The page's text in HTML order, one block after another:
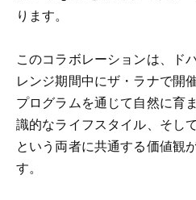
ります。
このコラボレーションは、ド
レンジ期間中にザ・ラナで開
プログラムを通じて自然に育
識的なライフスタイル、そし
という両者に共通する価値観
す。